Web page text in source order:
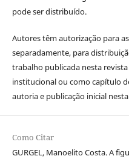
pode ser distribuído.
Autores têm autorização para
separadamente, para
trabalho publicada nesta
institucional ou como capítulo
autoria e publicação inicial
Como Citar
GURGEL, Manoelito Costa. A